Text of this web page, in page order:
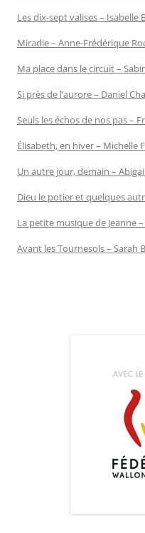
Les dix-sept valises – Isabelle
Miradie – Anne-Frédérique
Ma place dans le circuit –
Si près de l’aurore – Daniel
Seuls les échos de nos pas –
Élisabeth, en hiver – Michelle
Un autre jour, demain –
Dieu le potier et quelques
La petite musique de Jeanne
Avant les Tournesols – Sarah